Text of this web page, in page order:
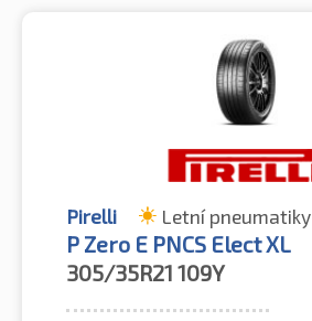
Pirelli Letní pneumatiky
P Zero E PNCS Elect XL
305/35R21 109Y